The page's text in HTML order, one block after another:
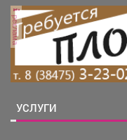
реклама
УСЛУГИ